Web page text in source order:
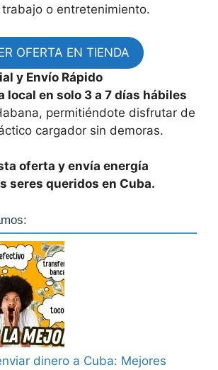
o entretenimiento.
OFERTA EN TIENDA
y Envío Rápido
local en solo 3 a 7 días hábiles
permitiéndote disfrutar de
cargador sin demoras.
oferta y envía energía
seres queridos en Cuba.
dinero a Cuba: Mejores